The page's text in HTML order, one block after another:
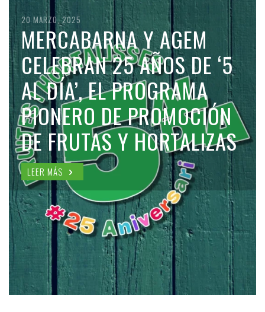
20 MARZO, 2025
MERCABARNA Y AGEM
CELEBRAN 25 AÑOS DE ‘5
AL DÍA’, EL PROGRAMA
PIONERO DE PROMOCIÓN
DE FRUTAS Y HORTALIZAS
LEER MÁS